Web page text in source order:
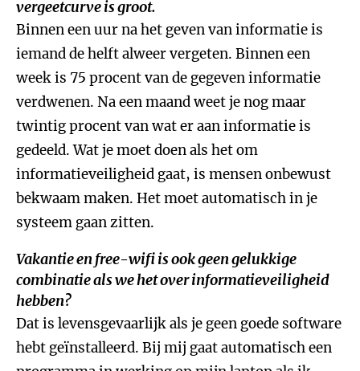
vergeetcurve is groot.
Binnen een uur na het geven van informatie is
iemand de helft alweer vergeten. Binnen een
week is 75 procent van de gegeven informatie
verdwenen. Na een maand weet je nog maar
twintig procent van wat er aan informatie is
gedeeld. Wat je moet doen als het om
informatieveiligheid gaat, is mensen onbewust
bekwaam maken. Het moet automatisch in je
systeem gaan zitten.
Vakantie en free-wifi is ook geen gelukkige
combinatie als we het over informatieveiligheid
hebben?
Dat is levensgevaarlijk als je geen goede software
hebt geïnstalleerd. Bij mij gaat automatisch een